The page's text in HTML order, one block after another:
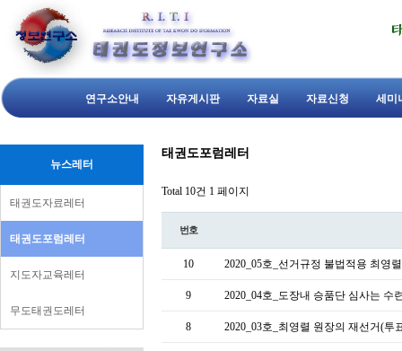
연구소안내 자유게시판 자료실 자료신청 세미
뉴스레터
태권도자료레터
태권도포럼레터
지도자교육레터
무도태권도레터
태권도포럼레터
Total 10건 1 페이지
번호
10 2020_05호_선거규정 불법적용 최영
9 2020_04호_도장내 승품단 심사는
8 2020_03호_최영렬 원장의 재선거(투